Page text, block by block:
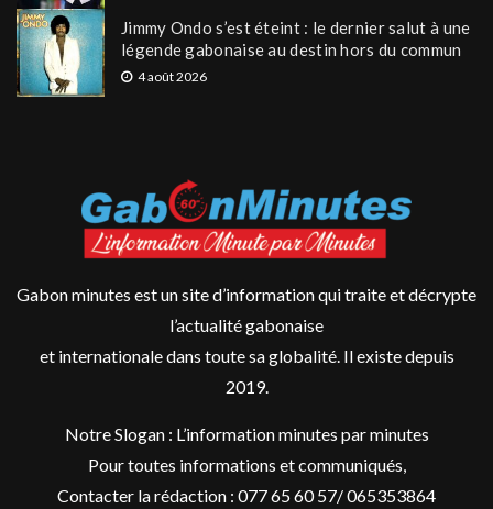
Jimmy Ondo s’est éteint : le dernier salut à une
légende gabonaise au destin hors du commun
4 août 2026
Gabon minutes est un site d’information qui traite et décrypte
l’actualité gabonaise
et internationale dans toute sa globalité. Il existe depuis
2019.
Notre Slogan : L’information minutes par minutes
Pour toutes informations et communiqués,
Contacter la rédaction : 077 65 60 57/ 065353864